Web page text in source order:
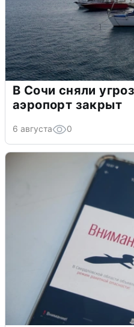
В Сочи сняли
аэропорт закрыт
6 августа 0